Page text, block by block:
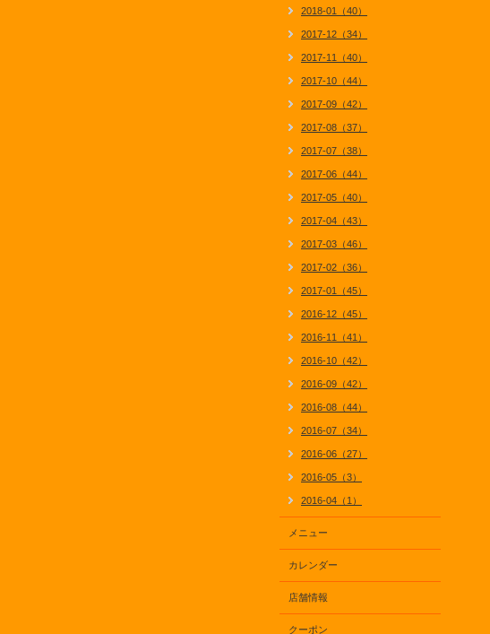
2018-01（40）
2017-12（34）
2017-11（40）
2017-10（44）
2017-09（42）
2017-08（37）
2017-07（38）
2017-06（44）
2017-05（40）
2017-04（43）
2017-03（46）
2017-02（36）
2017-01（45）
2016-12（45）
2016-11（41）
2016-10（42）
2016-09（42）
2016-08（44）
2016-07（34）
2016-06（27）
2016-05（3）
2016-04（1）
メニュー
カレンダー
店舗情報
クーポン